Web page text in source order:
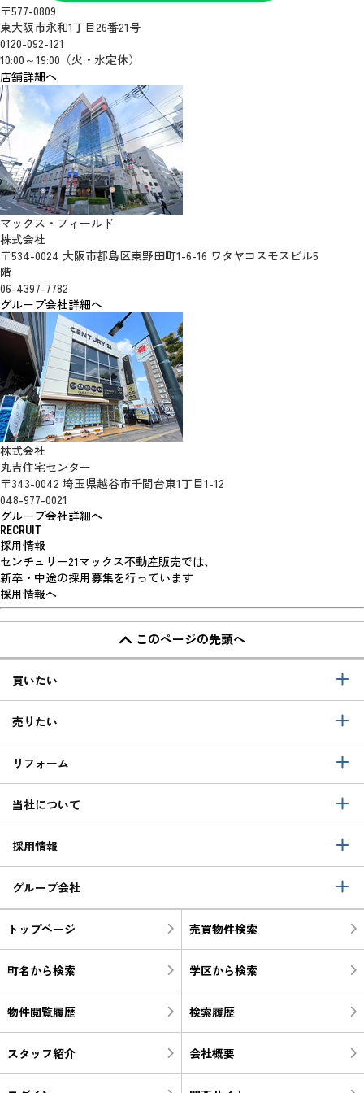
〒577-0809
東大阪市永和1丁目26番21号
0120-092-121
10:00～19:00（火・水定休）
店舗詳細へ
マックス・フィールド
株式会社
〒534-0024 大阪市都島区東野田町1-6-16 ワタヤコスモスビル5
階
06-4397-7782
グループ会社詳細へ
株式会社
丸吉住宅センター
〒343-0042 埼玉県越谷市千間台東1丁目1-12
048-977-0021
グループ会社詳細へ
RECRUIT
採用情報
センチュリー21マックス不動産販売では、
新卒・中途の採用募集を行っています
採用情報へ
このページの先頭へ
買いたい
売りたい
リフォーム
当社について
採用情報
グループ会社
トップページ 売買物件検索
町名から検索 学区から検索
物件閲覧履歴 検索履歴
スタッフ紹介 会社概要